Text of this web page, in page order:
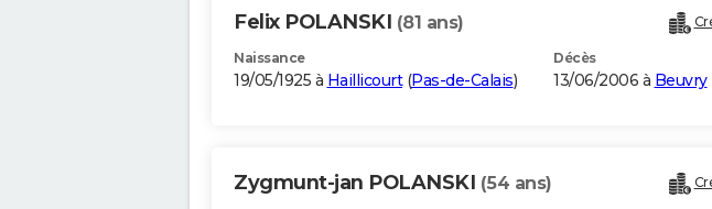
Felix POLANSKI (81 ans)
Naissance
19/05/1925 à Haillicourt(Pas-de-Calais)
Décès
13/06/2006 à Beuvry
Zygmunt-jan POLANSKI (54 ans)